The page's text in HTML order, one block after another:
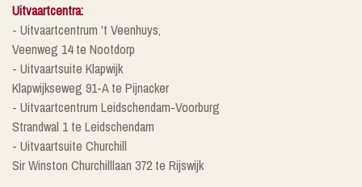
Uitvaartcentra:
- Uitvaartcentrum 't Veenhuys,
Veenweg 14 te Nootdorp
- Uitvaartsuite Klapwijk
Klapwijkseweg 91-A te Pijnacker
- Uitvaartcentrum Leidschendam-Voorburg
Strandwal 1 te Leidschendam
- Uitvaartsuite Churchill
Sir Winston Churchilllaan 372 te Rijswijk